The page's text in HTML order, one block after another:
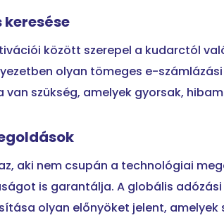
között szerepel a kudarctól
olyan tömeges e-
szükség, amelyek gyorsak,
aki nem csupán a technológiai
is garantálja. A globális
olyan előnyöket jelent,